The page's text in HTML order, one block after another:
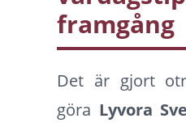
framgång
Det är gjort
göra Lyvora